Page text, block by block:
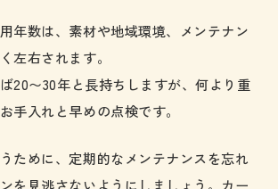
年数は、素材や地域環境、メンテナン
左右されます。
20〜30年と長持ちしますが、何より重
手入れと早めの点検です。
ために、定期的なメンテナンスを忘れ
を見逃さないようにしましょう。カー